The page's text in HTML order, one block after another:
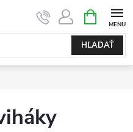
HĽADAŤ
KOŠÍK